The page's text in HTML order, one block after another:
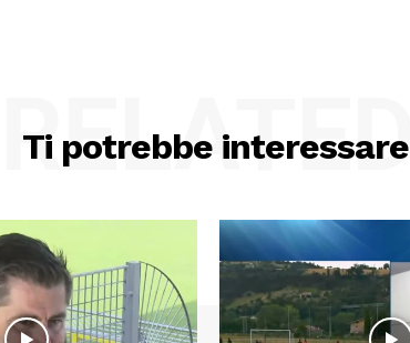
Ti potrebbe interessare
RELATED